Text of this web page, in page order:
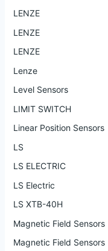
LENZE
LENZE
LENZE
Lenze
Level Sensors
LIMIT SWITCH
Linear Position Sensors
LS
LS ELECTRIC
LS Electric
LS XTB-40H
Magnetic Field Sensors
Magnetic Field Sensors